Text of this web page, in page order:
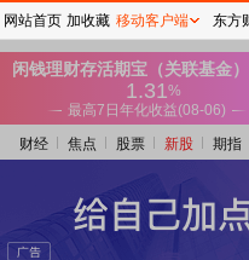
财经 焦点 股票 新股 期指
网站首页 加收藏 移动客户端 东方